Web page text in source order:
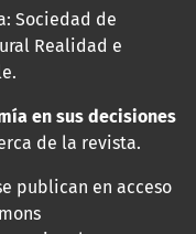
Sociedad de
Realidad e
en sus decisiones
de la revista.
publican en acceso